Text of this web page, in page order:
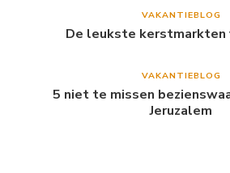
VAKANTIEBLOG
De leukste kerstmarkten
VAKANTIEBLOG
5 niet te missen
Jeruzalem